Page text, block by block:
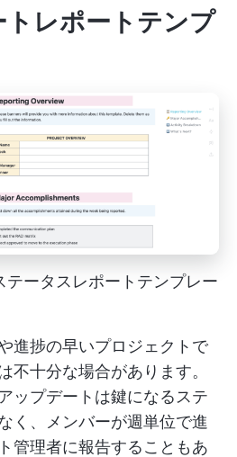
レポートテンプ
ータスレポートテンプレー
進捗の早いプロジェクトで
不十分な場合があります。
ップデートは鍵になるステ
く、メンバーが週単位で進
管理者に報告することもあ